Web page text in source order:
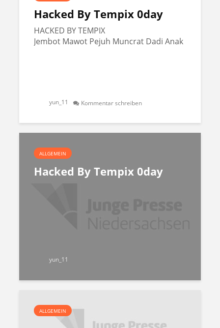
Hacked By Tempix 0day
HACKED BY TEMPIX
Jembot Mawot Pejuh Muncrat Dadi Anak
yun_11 Kommentar schreiben
ALLGEMEIN
Hacked By Tempix 0day
yun_11
ALLGEMEIN